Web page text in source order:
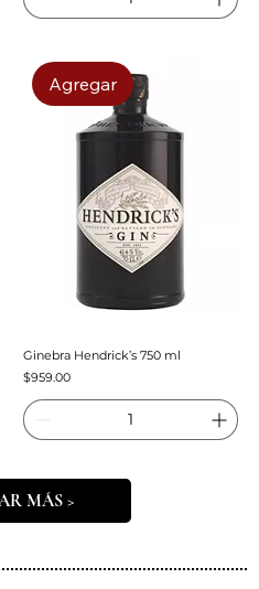
Agregar
Ginebra Hendrick’s 750 ml
Precio
$959.00
MÁS >